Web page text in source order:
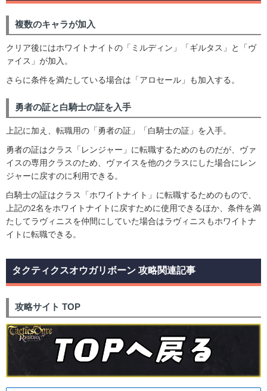
複数のキャラが加入
クリア後にはホワイトナイトの「ミルディン」「ギルタス」と「ヴ
ァイス」が加入。
さらに条件を満たしている場合は「アロセール」も加入する。
勇者の証と白騎士の証を入手
上記に加え、転職用の「勇者の証」「白騎士の証」を入手。
勇者の証はクラス「レンジャー」に転職するためのものだが、ヴァ
イスの専用クラスのため、ヴァイスを他のクラスにした場合にレン
ジャーに戻すのに利用できる。
白騎士の証はクラス「ホワイトナイト」に転職するためのもので、
上記の2名をホワイトナイトに戻すために使用できるほか、条件を満
たしてラヴィニスを仲間にしていた場合はラヴィニスもホワイトナ
イトに転職できる。
タクティクスオウガリボーン 攻略関連記事
攻略サイト TOP